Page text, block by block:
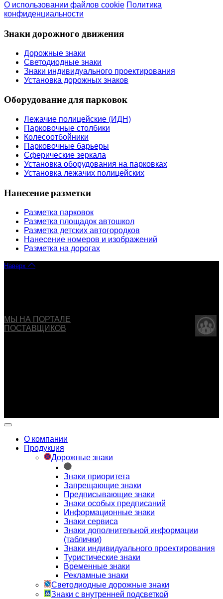
О использовании файлов cookie Политика
конфиденциальности
Знаки дорожного движения
Дорожные знаки
Светодиодные знаки
Знаки индивидуального проектирования
Установка дорожных знаков
Оборудование для парковок
Лежачие полицейские (ИДН)
Парковочные столбики
Колесоотбойники
Парковочные барьеры
Сферические зеркала
Установка оборудования на парковках
Установка лежачих полицейских
Нанесение разметки
Разметка парковок
Разметка площадок автошкол
Разметка детских автогородков
Нанесение номеров и изображений
Разметка на дорогах
Наверх
МЫ НА ПОРТАЛЕ
ПОСТАВЩИКОВ
О компании
Продукция
Дорожные знаки
Знаки приоритета
Запрещающие знаки
Предписывающие знаки
Знаки особых предписаний
Информационные знаки
Знаки сервиса
Знаки дополнительной информации
(таблички)
Знаки индивидуального проектирования
Туристические знаки
Временные знаки
Рекламные знаки
Светодиодные дорожные знаки
Знаки с внутренней подсветкой